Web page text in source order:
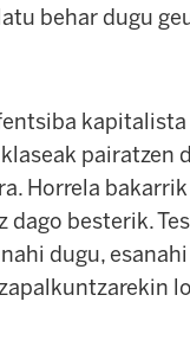
behar dugu
pairatzen
Horrela
dago besterik.
dugu,